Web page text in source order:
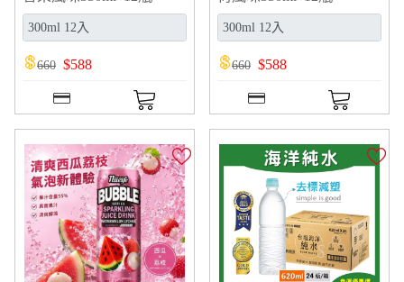
660 $588 660 $588